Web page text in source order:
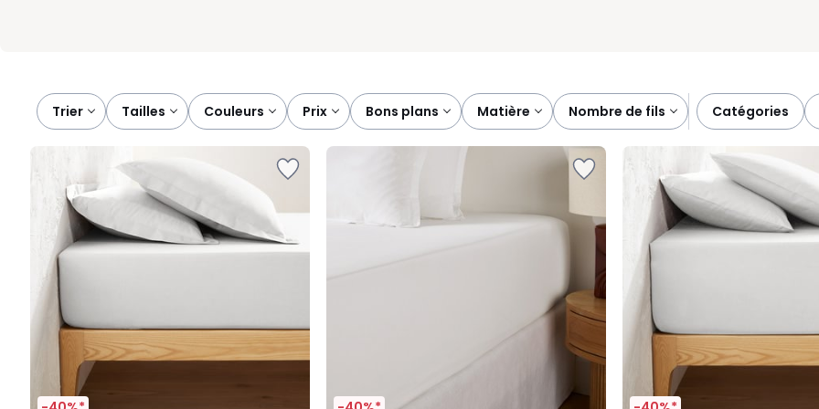
Trier
tailles couleurs prix bons plans matière nombre de fils catégories